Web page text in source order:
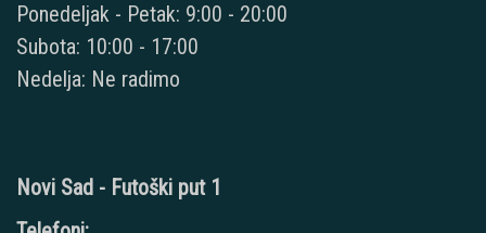
Ponedeljak - Petak: 9:00 - 20:00
Subota: 10:00 - 17:00
Nedelja: Ne radimo
Novi Sad - Futoški put 1